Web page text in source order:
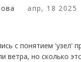
апр, 18 2025
с понятием 'узел'
ветра, но сколько